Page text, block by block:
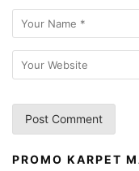
A
PROMO KARPET